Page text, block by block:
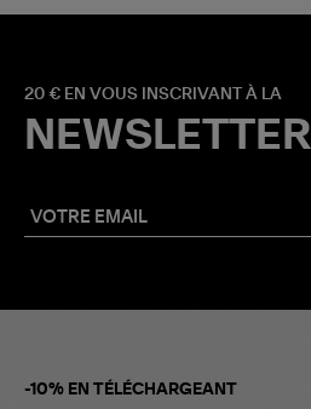
20 € EN VOUS INSCRIVANT À LA
NEWSLETTER
-10% EN TÉLÉCHARGEANT